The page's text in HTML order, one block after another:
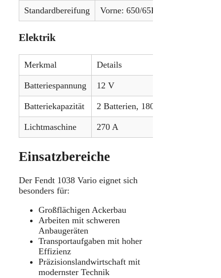
Standardbereifung Vorne: 650/65R34, Hinten: 710/
Elektrik
Merkmal Details
Batteriespannung 12 V
Batteriekapazität 2 Batterien, 180 Ah
Lichtmaschine 270 A
Einsatzbereiche
Der Fendt 1038 Vario eignet sich
besonders für:
Großflächigen Ackerbau
Arbeiten mit schweren
Anbaugeräten
Transportaufgaben mit hoher
Effizienz
Präzisionslandwirtschaft mit
modernster Technik